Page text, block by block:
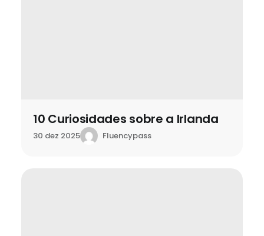
10 Curiosidades sobre a Irlanda
30 dez 2025 Fluencypass